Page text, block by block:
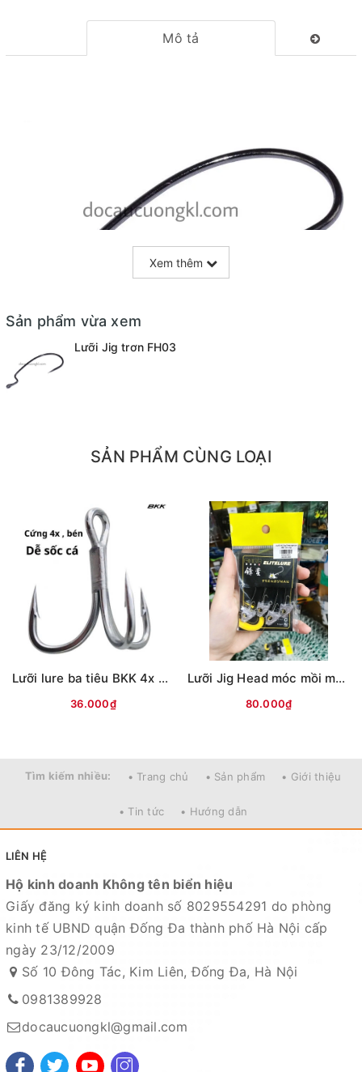
Mô tả
Xem thêm
Sản phẩm vừa xem
Lưỡi Jig trơn FH03
SẢN PHẨM CÙNG LOẠI
Lưỡi lure ba tiêu BKK 4x Trắng
36.000₫
Lưỡi Jig Head móc mồi mềm Frenzyman
80.000₫
Tìm kiếm nhiều: • Trang chủ • Sản phẩm • Giới thiệu
• Tin tức • Hướng dẫn
LIÊN HỆ
Hộ kinh doanh Không tên biển hiệu
Giấy đăng ký kinh doanh số 8029554291 do phòng
kinh tế UBND quận Đống Đa thành phố Hà Nội cấp
ngày 23/12/2009
Số 10 Đông Tác, Kim Liên, Đống Đa, Hà Nội
0981389928
docaucuongkl@gmail.com